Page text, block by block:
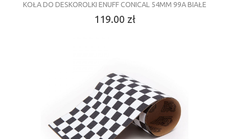
KOŁA DO DESKOROLKI ENUFF CONICAL 54MM 99A BIAŁE
119.00 zł